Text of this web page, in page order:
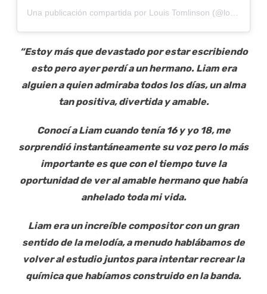
“Estoy más que devastado por estar escribiendo
esto pero ayer perdí a un hermano. Liam era
alguien a quien admiraba todos los días, un alma
tan positiva, divertida y amable.
Conocí a Liam cuando tenía 16 y yo 18, me
sorprendió instantáneamente su voz pero lo más
importante es que con el tiempo tuve la
oportunidad de ver al amable hermano que había
anhelado toda mi vida.
Liam era un increíble compositor con un gran
sentido de la melodía, a menudo hablábamos de
volver al estudio juntos para intentar recrear la
química que habíamos construido en la banda.